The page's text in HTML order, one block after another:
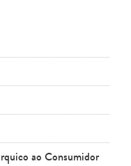
ao Consumidor